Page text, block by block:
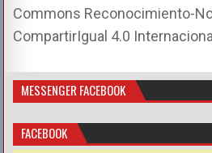
Commons Reconocimiento-
CompartirIgual 4.0
MESSENGER FACEBOOK
FACEBOOK